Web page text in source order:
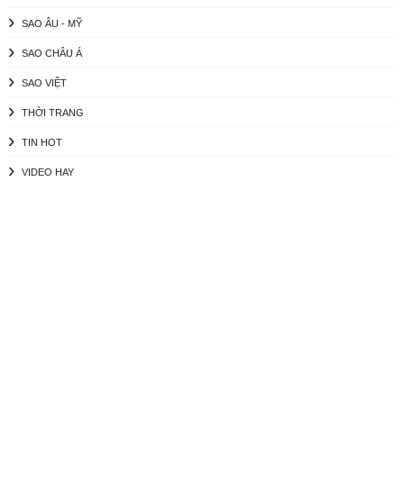
SAO ÂU - MỸ
SAO CHÂU Á
SAO VIỆT
THỜI TRANG
TIN HOT
VIDEO HAY